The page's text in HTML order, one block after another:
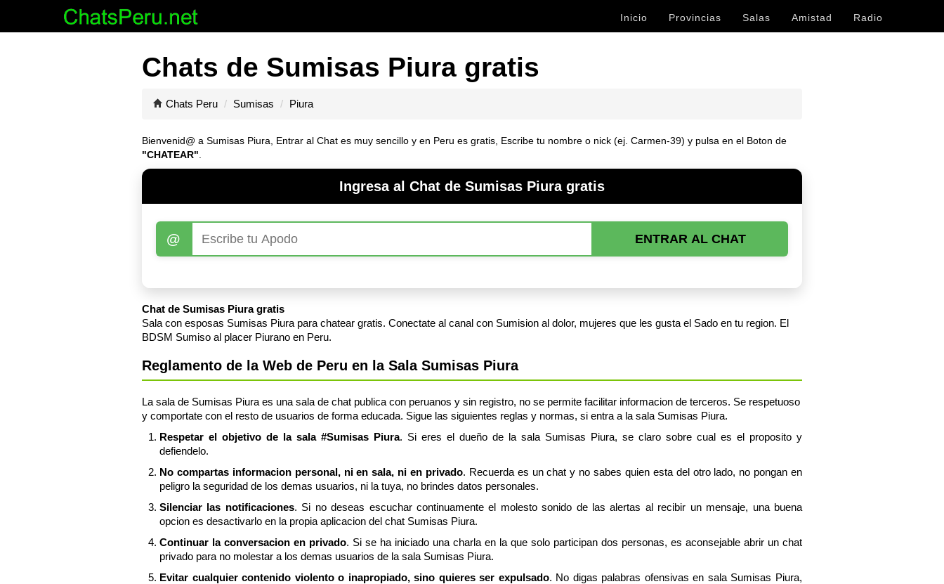
Inicio Provincias Salas Amistad Radio
Chats de Sumisas Piura gratis
Chats Peru Sumisas Piura
Bienvenid@ a Sumisas Piura, Entrar al Chat es muy sencillo y en Peru es gratis, Escribe tu nombre o nick (ej. Carmen-39) y pulsa en el Boton de
"CHATEAR"
Ingresa al Chat de Sumisas Piura gratis
@ ENTRAR AL CHAT
Chat de Sumisas Piura gratis
Sala con esposas Sumisas Piura para chatear gratis. Conectate al canal con Sumision al dolor, mujeres que les gusta el Sado en tu region. El
BDSM Sumiso al placer Piurano en Peru.
Reglamento de la Web de Peru en la Sala Sumisas Piura
La sala de Sumisas Piura es una sala de chat publica con peruanos y sin registro, no se permite facilitar informacion de terceros. Se respetuoso
y comportate con el resto de usuarios de forma educada. Sigue las siguientes reglas y normas, si entra a la sala Sumisas Piura.
Respetar el objetivo de la sala #Sumisas Piura. Si eres el dueño de la sala Sumisas Piura, se claro sobre cual es el proposito y
defiendelo.
No compartas informacion personal, ni en sala, ni en privado. Recuerda es un chat y no sabes quien esta del otro lado, no pongan en
peligro la seguridad de los demas usuarios, ni la tuya, no brindes datos personales.
Silenciar las notificaciones. Si no deseas escuchar continuamente el molesto sonido de las alertas al recibir un mensaje, una buena
opcion es desactivarlo en la propia aplicacion del chat Sumisas Piura.
Continuar la conversacion en privado. Si se ha iniciado una charla en la que solo participan dos personas, es aconsejable abrir un chat
privado para no molestar a los demas usuarios de la sala Sumisas Piura.
Evitar cualquier contenido violento o inapropiado, sino quieres ser expulsado. No digas palabras ofensivas en sala Sumisas Piura,